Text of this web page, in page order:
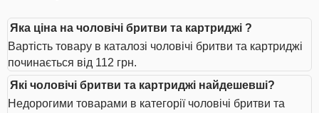
Яка ціна на чоловічі бритви та картриджі ?
Вартість товару в каталозі чоловічі бритви та картриджі
починається від 112 грн.
Які чоловічі бритви та картриджі найдешевші?
Недорогими товарами в категорії чоловічі бритви та